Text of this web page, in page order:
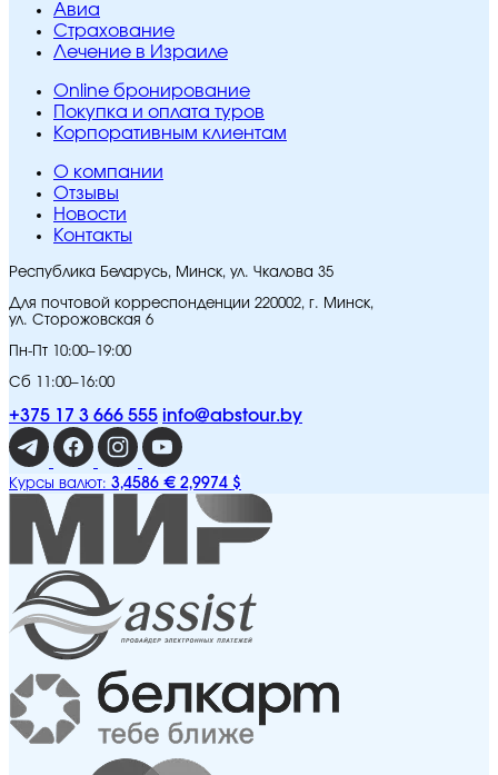
Авиа
Страхование
Лечение в Израиле
Online бронирование
Покупка и оплата туров
Корпоративным клиентам
O компании
Отзывы
Новости
Контакты
Республика Беларусь, Минск, ул. Чкалова 35
Для почтовой корреспонденции 220002, г. Минск,
ул. Сторожовская 6
Пн-Пт 10:00–19:00
Сб 11:00–16:00
+375 17 3 666 555 info@abstour.by
Курсы валют: 3,4586 € 2,9974 $